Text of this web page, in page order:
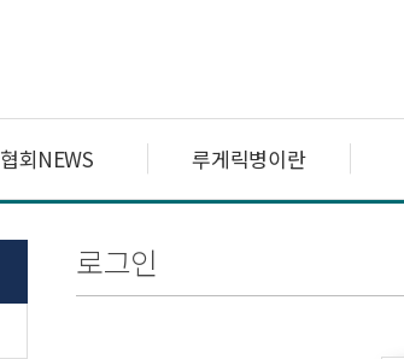
협회NEWS 루게릭병이란
로그인